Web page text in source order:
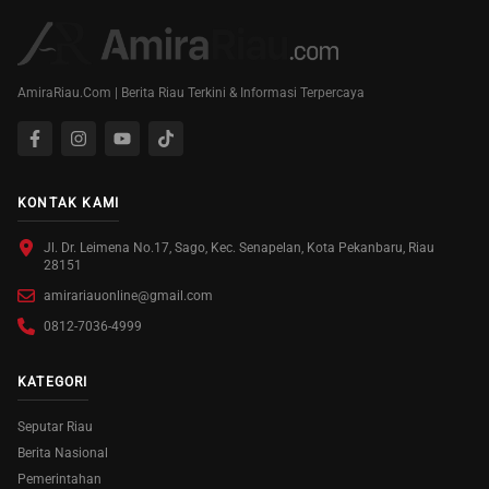
AmiraRiau.Com | Berita Riau Terkini & Informasi Terpercaya
KONTAK KAMI
Jl. Dr. Leimena No.17, Sago, Kec. Senapelan, Kota Pekanbaru, Riau
28151
amirariauonline@gmail.com
0812-7036-4999
KATEGORI
Seputar Riau
Berita Nasional
Pemerintahan